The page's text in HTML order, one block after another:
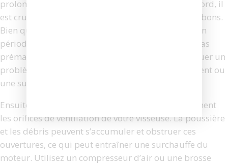
prolonger la durée de vie de votre outil. Tout d’abord, il
est crucial de vérifier régulièrement l’état des charbons.
Bien que vous veniez de les changer, une inspection
périodique permet de s’assurer qu’ils ne s’usent pas
prématurément. Une usure rapide pourrait indiquer un
problème sous-jacent, tel qu’un mauvais alignement ou
une surcharge de l’outil.
Ensuite, il est recommandé de nettoyer régulièrement
les orifices de ventilation de votre visseuse. La poussière
et les débris peuvent s’accumuler et obstruer ces
ouvertures, ce qui peut entraîner une surchauffe du
moteur. Utilisez un compresseur d’air ou une brosse